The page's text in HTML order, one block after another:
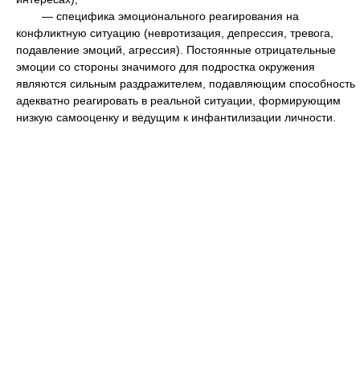
— специфика эмоционального реагирования на
конфликтную ситуацию (невротизация, депрессия, тревога,
подавление эмоций, агрессия). Постоянные отрицательные
эмоции со стороны значимого для подростка окружения
являются сильным раздражителем, подавляющим способность
адекватно реагировать в реальной ситуации, формирующим
низкую самооценку и ведущим к инфантилизации личности.